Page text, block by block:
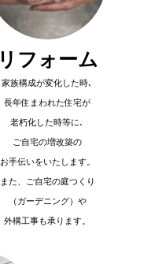
リフォーム
家族構成が変化した時､
長年住まわれた住宅が
老朽化した時等に､
ご自宅の増改築の
お手伝いをいたします。
また、ご自宅の庭つくり
（ガーデニング）や
外構工事も承ります。